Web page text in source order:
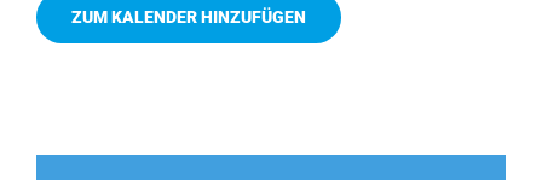
ZUM KALENDER HINZUFÜGEN